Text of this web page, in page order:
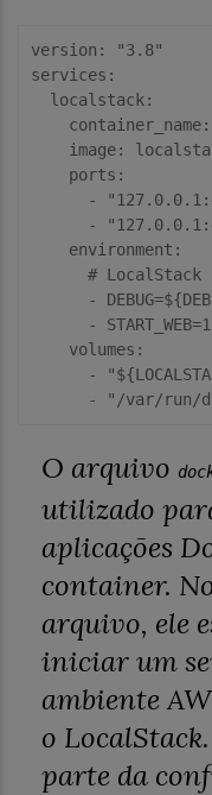
version:
"3.8"
services:
  localstack:
    container_name:
    image:
    ports:
      -
      -
    environment:
#
-
      - START_WEB=
1
    volumes:
      -
      -
"/var/run/
O arquivo
utilizado
aplicações
container.
arquivo, ele
iniciar um
ambiente
o
parte da